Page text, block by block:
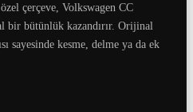
çerçeve, Volkswagen CC
bir bütünlük kazandırır. Orijinal
sayesinde kesme, delme ya da ek